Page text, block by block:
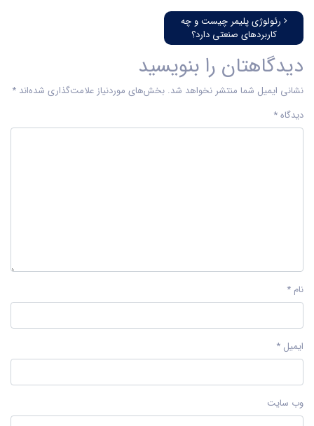
Post navigation
رئولوژی پلیمر چیست و چه
کاربردهای صنعتی دارد؟
دیدگاهتان را بنویسید
نشانی ایمیل شما منتشر نخواهد شد. بخش‌های موردنیاز علامت‌گذاری شده‌اند *
دیدگاه*
نام *
ایمیل *
وب‌ سایت